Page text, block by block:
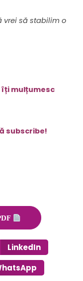
vrei să stabilim o
îți mulțumesc
subscribe!
LinkedIn